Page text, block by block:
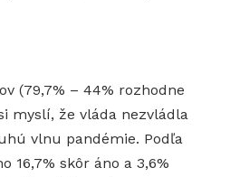
(79,7% – 44% rozhodne
myslí, že vláda nezvládla
vlnu pandémie. Podľa
16,7% skôr áno a 3,6%